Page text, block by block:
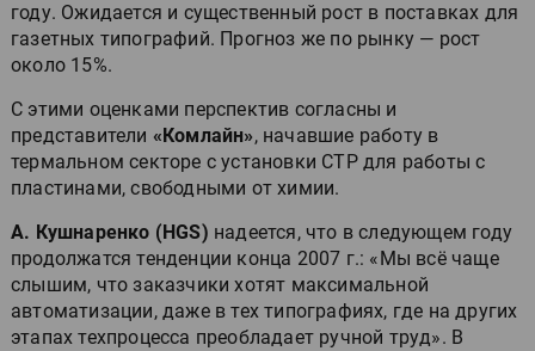
году. Ожидается и существенный рост в поставках для
газетных типографий. Прогноз же по рынку — рост
около 15%.
С этими оценками перспектив согласны и
представители «Комлайн», начавшие работу в
термальном секторе с установки CTP для работы с
пластинами, свободными от химии.
А. Кушнаренко (HGS) надеется, что в следующем году
продолжатся тенденции конца 2007 г.: «Мы всё чаще
слышим, что заказчики хотят максимальной
автоматизации, даже в тех типографиях, где на других
этапах техпроцесса преобладает ручной труд». В